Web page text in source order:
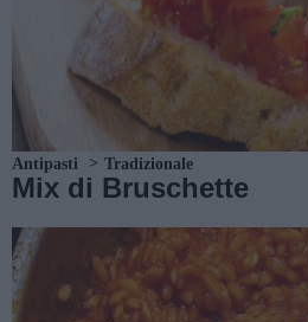
Antipasti Tradizionale
Mix di Bruschette